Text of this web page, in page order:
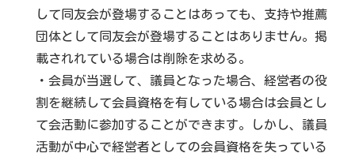
して同友会が登場することはあっても、支持や推薦
団体として同友会が登場することはありません。掲
載されれている場合は削除を求める。
・会員が当選して、議員となった場合、経営者の役
割を継続して会員資格を有している場合は会員とし
て会活動に参加することができます。しかし、議員
活動が中心で経営者としての会員資格を失っている